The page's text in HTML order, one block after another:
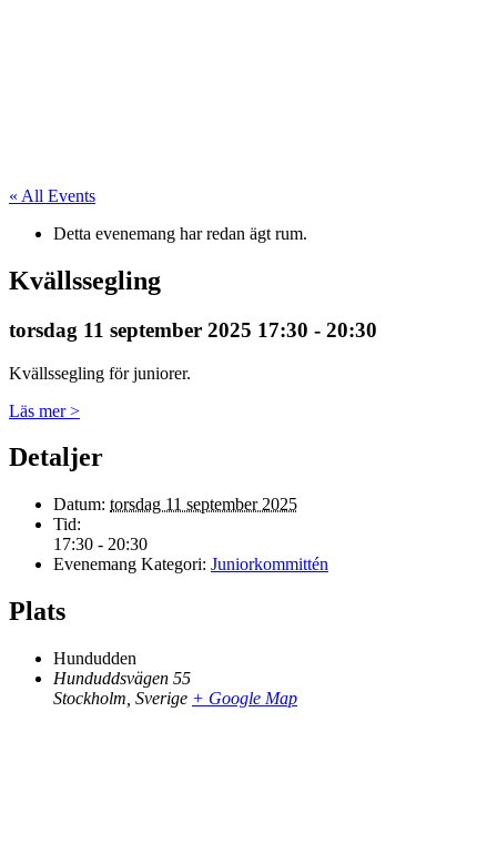
« All Events
Detta evenemang har redan ägt rum.
Kvällssegling
torsdag 11 september 2025 17:30 - 20:30
Kvällssegling för juniorer.
Läs mer >
Detaljer
Datum: torsdag 11 september 2025
Tid:
17:30 - 20:30
Evenemang Kategori: Juniorkommittén
Plats
Hundudden
Hunduddsvägen 55
Stockholm Sverige + Google Map